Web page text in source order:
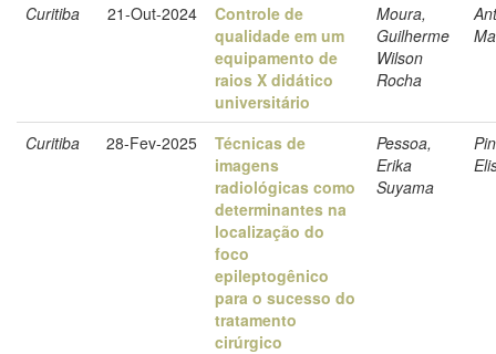
Curitiba 21-Out-2024
Controle de
qualidade em um
equipamento de
raios X didático
universitário
Moura,
Guilherme
Wilson
Rocha
Curitiba 28-Fev-2025
Técnicas de
imagens
radiológicas como
determinantes na
localização do
foco
epileptogênico
para o sucesso do
tratamento
cirúrgico
Pessoa,
Erika
Suyama